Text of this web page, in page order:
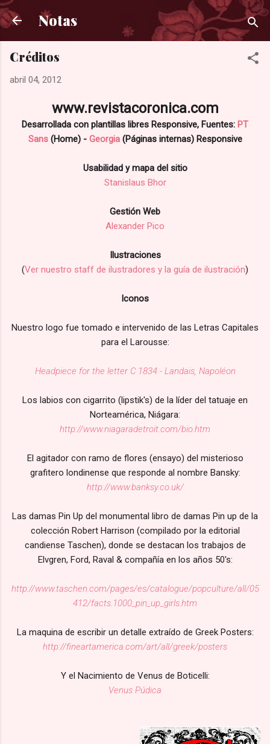
Ir al contenido principal
Notas
Créditos
abril 04, 2012
www.revistacoronica.com
Desarrollada con plantillas libres Responsive, Fuentes: PT
Sans(Home) - Georgia(Páginas internas) Responsive
Usabilidad y mapa del sitio
Stanislaus Bhor
Gestión Web
Alexander Pico
Ilustraciones
(Ver nuestro staff de ilustradores y la guía de ilustración)
Iconos
Nuestro logo fue tomado e intervenido de las Letras Capitales
para el Larousse:
Headpiece for the letter C 1834 - Landais, Napoléon
Los labios con cigarrito (lipstik's) de la líder del tatuaje en
Norteamérica, Niágara:
http://www.niagaradetroit.com/bio.htm
El agitador con ramo de flores (ensayo) del misterioso
grafitero londinense que responde al nombre Bansky:
http://www.banksy.co.uk/
Las damas Pin Up del monumental libro de damas Pin up de la
colección Robert Harrison (compilado por la editorial
candiense Taschen), donde se destacan los trabajos de
Elvgren, Ford, Raval & compañía en los años 50's:
http://www.taschen.com/pages/es/catalogue/popculture/all/05
412/facts.1000_pin_up_girls.htm
La maquina de escribir un detalle extraído de Greek Posters:
http://fineartamerica.com/art/all/greek/posters
Y el Nacimiento de Venus de Boticelli:
Venus Púdica